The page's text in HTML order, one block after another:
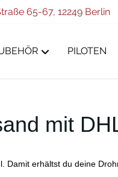
65-67, 12249 Berlin
PILOTEN
mit
erhältst du deine